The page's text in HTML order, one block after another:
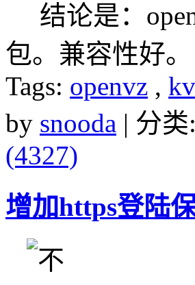
结论是：
包。兼容性好。
Tags: openvz ,
by snooda | 分类:
(4327)
增加https登陆